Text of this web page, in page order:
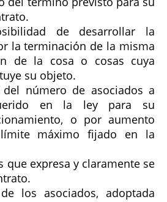
de desarrollar la
la terminación de la misma
de la cosa o cosas cuya
su objeto.
número de asociados a
en la ley para su
o por aumento
máximo fijado en la
que expresa y claramente se
los asociados, adoptada